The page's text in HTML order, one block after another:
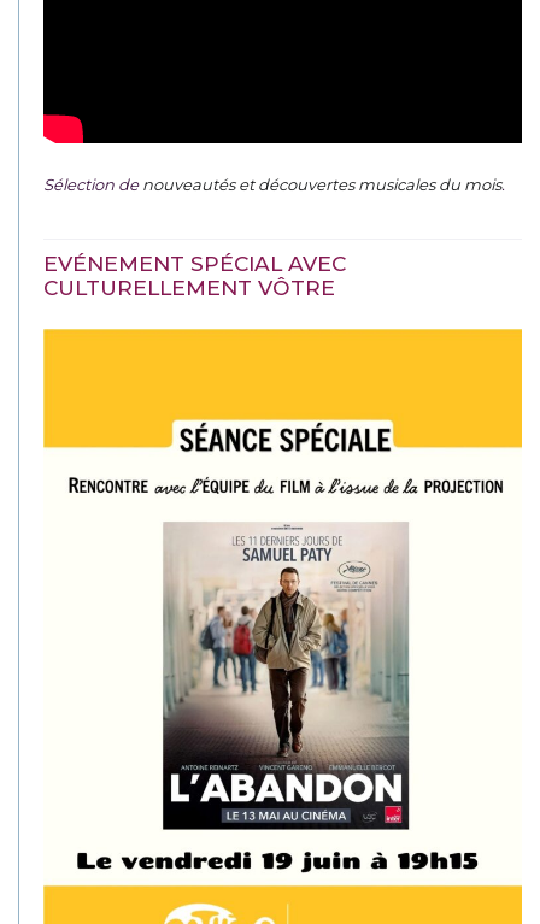
Sélection denouveautés et découvertes musicales du mois.
EVÉNEMENT SPÉCIAL AVEC
CULTURELLEMENT VÔTRE